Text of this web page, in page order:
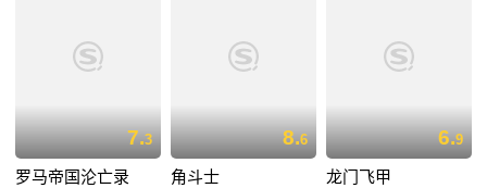
7.3
罗马帝国沦亡录
8.6
角斗士
6.9
龙门飞甲